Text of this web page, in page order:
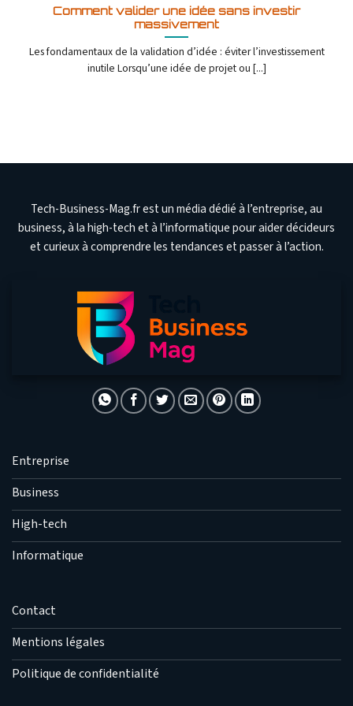
Comment valider une idée sans investir
massivement
Les fondamentaux de la validation d’idée : éviter l’investissement
inutile Lorsqu’une idée de projet ou [...]
Tech-Business-Mag.fr est un média dédié à l’entreprise, au
business, à la high-tech et à l’informatique pour aider décideurs
et curieux à comprendre les tendances et passer à l’action.
Entreprise
Business
High-tech
Informatique
Contact
Mentions légales
Politique de confidentialité